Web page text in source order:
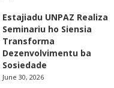
Estajiadu UNPAZ Realiza
Seminariu ho Siensia
Transforma
Dezenvolvimentu ba
Sosiedade
June 30, 2026